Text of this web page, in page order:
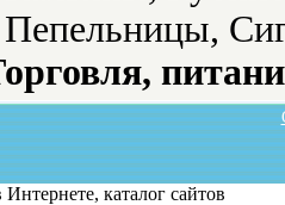
Пепельницы,
каталог сайтов